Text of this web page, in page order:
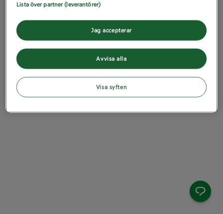
Lista över partner (leverantörer)
Avvisa alla
Jag accepterar
Visa syften